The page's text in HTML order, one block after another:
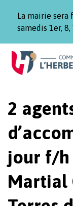
La mairie
samedis 1er,
Aller
Aller
contenu
Aller
pied
2
jour f/h
Martial